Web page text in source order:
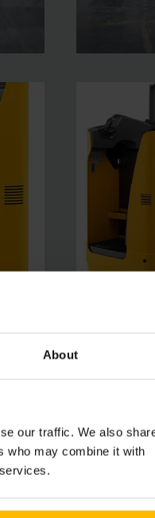
About
our traffic. We also
who may combine it with